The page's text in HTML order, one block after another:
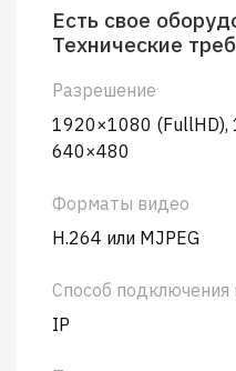
Есть свое
Технические
Разрешение
1920×1080 (FullHD),
640×480
Форматы видео
H.264 или MJPEG
Способ
IP